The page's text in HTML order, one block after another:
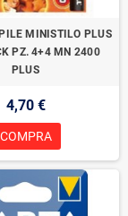
MINISTILO PLUS
PZ. 4+4 MN 2400
PLUS
4,70 €
COMPRA